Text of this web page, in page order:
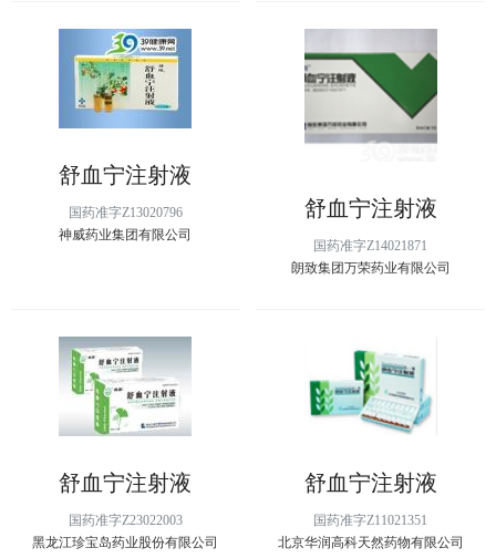
舒血宁注射液
国药准字Z13020796
神威药业集团有限公司
舒血宁注射液
国药准字Z14021871
朗致集团万荣药业有限公司
舒血宁注射液
国药准字Z23022003
黑龙江珍宝岛药业股份有限公司
舒血宁注射液
国药准字Z11021351
北京华润高科天然药物有限公司